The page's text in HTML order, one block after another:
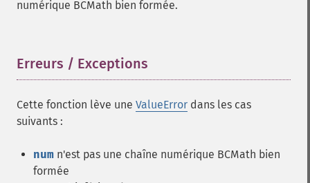
numérique BCMath bien formée.
Erreurs / Exceptions
Cette fonction lève une ValueError dans les cas
suivants :
num n'est pas une chaîne numérique BCMath bien
formée